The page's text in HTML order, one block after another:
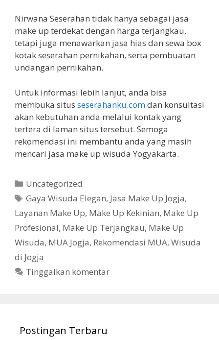
Nirwana Seserahan tidak hanya sebagai jasa
make up terdekat dengan harga terjangkau,
tetapi juga menawarkan jasa hias dan sewa box
kotak seserahan pernikahan, serta pembuatan
undangan pernikahan.
Untuk informasi lebih lanjut, anda bisa
membuka situs seserahanku.comdan konsultasi
akan kebutuhan anda melalui kontak yang
tertera di laman situs tersebut. Semoga
rekomendasi ini membantu anda yang masih
mencari jasa make up wisuda Yogyakarta.
Kategori
Uncategorized
Tag
Gaya Wisuda Elegan, Jasa Make Up Jogja,
Layanan Make Up, Make Up Kekinian, Make Up
Profesional, Make Up Terjangkau, Make Up
Wisuda, MUA Jogja, Rekomendasi MUA, Wisuda
di Jogja
Tinggalkan komentar
Postingan Terbaru